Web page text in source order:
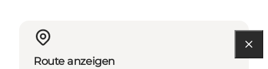
Route anzeigen